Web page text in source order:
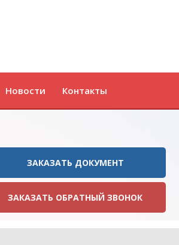
Новости Контакты
ЗАКАЗАТЬ ДОКУМЕНТ
ЗАКАЗАТЬ ОБРАТНЫЙ ЗВОНОК